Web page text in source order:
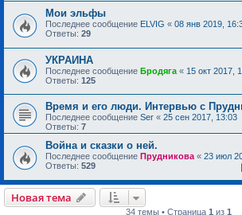
Мои эльфы
Последнее сообщение ELVIG « 08 янв 2019,
Ответы: 29
УКРАИНА
Последнее сообщение Бродяга « 15 окт 2017,
Ответы: 125
Время и его люди. Интервью с
Последнее сообщение Ser « 25 сен 2017, 13:03
Ответы: 7
Война и сказки о ней.
Последнее сообщение Прудникова « 23 июл
Ответы: 529
Новая тема
34 темы • Страница 1 из 1